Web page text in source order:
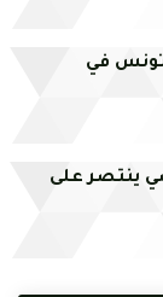
تونس في
ينتصر على